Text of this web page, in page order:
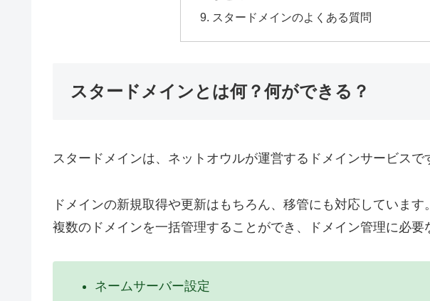
スタードメインのよくある質問
スタードメインとは何？何ができる？
スタードメインは、ネットオウルが運営するドメインサービスで
ドメインの新規取得や更新はもちろん、移管にも対応しています。
複数のドメインを一括管理することができ、ドメイン管理に必要
ネームサーバー設定